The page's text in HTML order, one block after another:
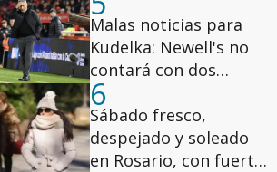
media asta
Malas noticias para
Kudelka: Newell's no
contará con dos
titulares ante Defensa
y Justicia
6
Sábado fresco,
despejado y soleado
en Rosario, con fuertes